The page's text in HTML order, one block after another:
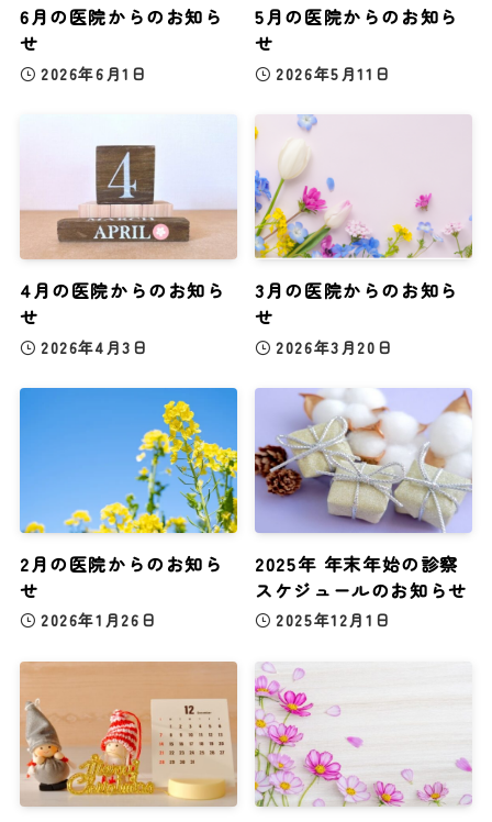
6月の医院からのお知ら
せ
2026年6月1日
5月の医院からのお知ら
せ
2026年5月11日
4月の医院からのお知ら
せ
2026年4月3日
3月の医院からのお知ら
せ
2026年3月20日
2月の医院からのお知ら
せ
2026年1月26日
2025年 年末年始の診察
スケジュールのお知らせ
2025年12月1日